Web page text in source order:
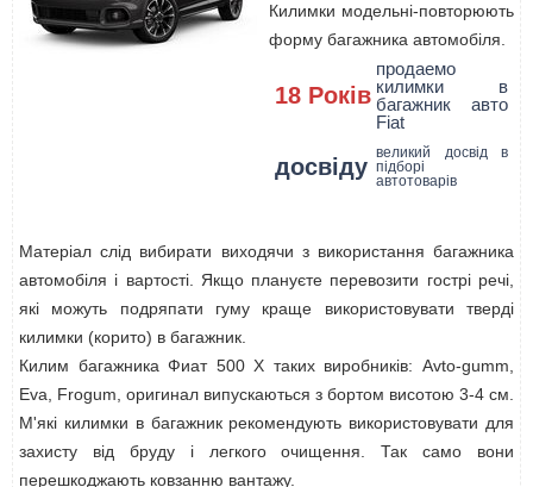
Килимки модельні-повторюють
форму багажника автомобіля.
18 Років
продаемо
килимки в
багажник авто
Fiat
досвіду
великий досвід в
підборі
автотоварів
Матеріал слід вибирати виходячи з використання багажника
автомобіля і вартості. Якщо плануєте перевозити гострі речі,
які можуть подряпати гуму краще використовувати тверді
килимки (корито) в багажник.
Килим багажника Фиат 500 Х таких виробників: Avto-gumm,
Eva, Frogum, оригинал випускаються з бортом висотою 3-4 см.
М'які килимки в багажник рекомендують використовувати для
захисту від бруду і легкого очищення. Так само вони
перешкоджають ковзанню вантажу.